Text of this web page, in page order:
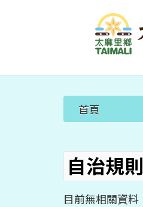
首頁
自治規則
目前無相關資料